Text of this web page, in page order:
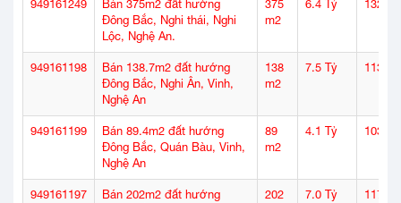
949161249
Bán 375m2 đất hướng
Đông Bắc, Nghi thái, Nghi
Lộc, Nghệ An.
375
m2
6.4 Tỷ 132
949161198
Bán 138.7m2 đất hướng
Đông Bắc, Nghi Ân, Vinh,
Nghệ An
138
m2
7.5 Tỷ 113
949161199
Bán 89.4m2 đất hướng
Đông Bắc, Quán Bàu, Vinh,
Nghệ An
89
m2
4.1 Tỷ 103
949161197
Bán 202m2 đất hướng
202
7.0 Tỷ 117